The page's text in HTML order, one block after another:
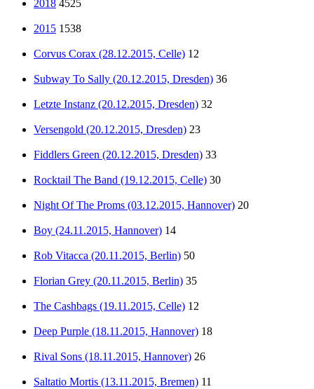
2018 4525
2015 1538
Corvus Corax (28.12.2015, Celle) 12
Subway To Sally (20.12.2015, Dresden) 36
Letzte Instanz (20.12.2015, Dresden) 32
Versengold (20.12.2015, Dresden) 23
Fiddlers Green (20.12.2015, Dresden) 33
Rocktail The Band (19.12.2015, Celle) 30
Night Of The Proms (03.12.2015, Hannover) 20
Boy (24.11.2015, Hannover) 14
Rob Vitacca (20.11.2015, Berlin) 50
Florian Grey (20.11.2015, Berlin) 35
The Cashbags (19.11.2015, Celle) 12
Deep Purple (18.11.2015, Hannover) 18
Rival Sons (18.11.2015, Hannover) 26
Saltatio Mortis (13.11.2015, Bremen) 11